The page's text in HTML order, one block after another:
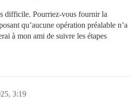
difficile. Pourriez-vous fournir la
qu’aucune opération préalable n’a
à mon ami de suivre les étapes
3:19